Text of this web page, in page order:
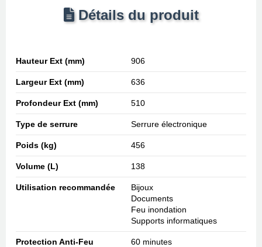
Détails du produit
Hauteur Ext (mm) 906
Largeur Ext (mm) 636
Profondeur Ext (mm) 510
Type de serrure Serrure électronique
Poids (kg) 456
Volume (L) 138
Utilisation recommandée
Bijoux
Documents
Feu inondation
Supports informatiques
Protection Anti-Feu 60 minutes